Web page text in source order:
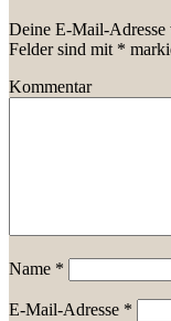
Deine E-Mail-
Felder sind mit *
Kommentar
Name *
E-Mail-Adresse *